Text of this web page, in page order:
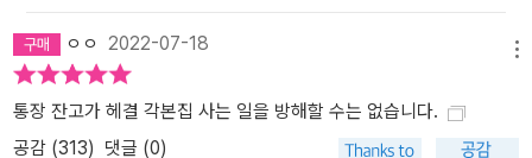
ㅇㅇ 2022-07-18
통장 잔고가 헤결 각본집 사는 일을 방해할 수는 없습니다.
공감 (313) 댓글 (0)